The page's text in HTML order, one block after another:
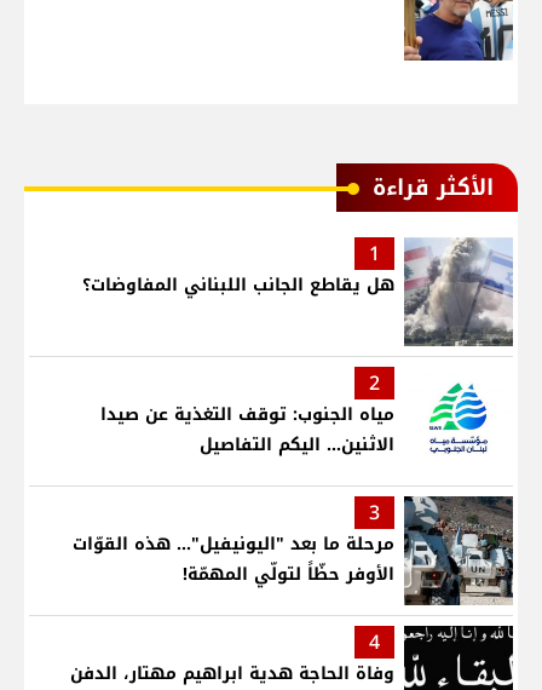
الأكثر قراءة
1
هل يقاطع الجانب اللبناني المفاوضات؟
2
مياه الجنوب: توقف التغذية عن صيدا
الاثنين... اليكم التفاصيل
3
مرحلة ما بعد "اليونيفيل"... هذه القوّات
الأوفر حظّاً لتولّي المهمّة!
4
وفاة الحاجة هدية ابراهيم مهتار، الدفن